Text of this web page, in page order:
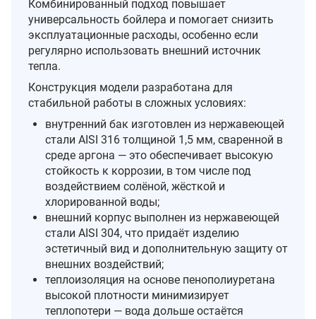
Комбинированный подход повышает
универсальность бойлера и помогает снизить
эксплуатационные расходы, особенно если
регулярно использовать внешний источник
тепла.
Конструкция модели разработана для
стабильной работы в сложных условиях:
внутренний бак изготовлен из нержавеющей
стали AISI 316 толщиной 1,5 мм, сваренной в
среде аргона — это обеспечивает высокую
стойкость к коррозии, в том числе под
воздействием солёной, жёсткой и
хлорированной воды;
внешний корпус выполнен из нержавеющей
стали AISI 304, что придаёт изделию
эстетичный вид и дополнительную защиту от
внешних воздействий;
теплоизоляция на основе пенополиуретана
высокой плотности минимизирует
теплопотери — вода дольше остаётся